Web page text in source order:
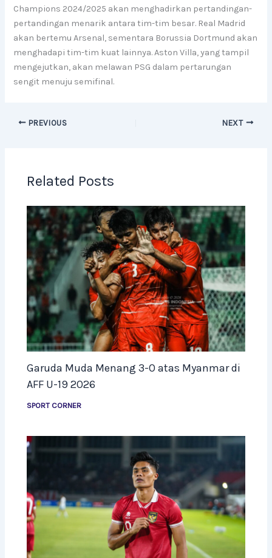
Champions 2024/2025 akan menghadirkan pertandingan-
pertandingan menarik antara tim-tim besar. Real Madrid
akan bertemu Arsenal, sementara Borussia Dortmund akan
menghadapi tim-tim kuat lainnya. Aston Villa, yang tampil
mengejutkan, akan melawan PSG dalam pertarungan
sengit menuju semifinal.
PREVIOUS NEXT
Related Posts
Garuda Muda Menang 3-0 atas Myanmar di
AFF U-19 2026
SPORT CORNER